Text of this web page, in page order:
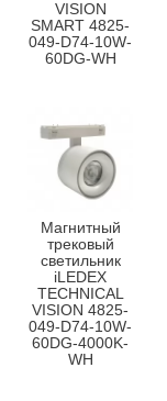
VISION
SMART 4825-
049-D74-10W-
60DG-WH
Магнитный
трековый
светильник
iLEDEX
TECHNICAL
VISION 4825-
049-D74-10W-
60DG-4000K-
WH